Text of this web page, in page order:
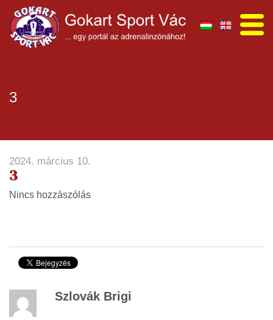
3
2024. március 10.
3
Nincs hozzászólás
Szlovák Brigi